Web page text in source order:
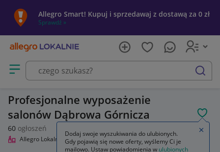
Allegro Smart! Kupuj i sprzedawaj z dostawą za 0 zł
Sprawdź »
Otwórz menu z kategoriami
szukaj
Profesjonalne wyposażenie
salonów Dąbrowa Górnicza
60 ogłoszeń
Allegro Lokalnie Uroda Profesjonalne wyposażenie salonów
Dodaj swoje wyszukiwania do ulubionych.
Gdy pojawią się nowe oferty, wyślemy Ci je
mailowo. Ustaw powiadomienia w ulubionych